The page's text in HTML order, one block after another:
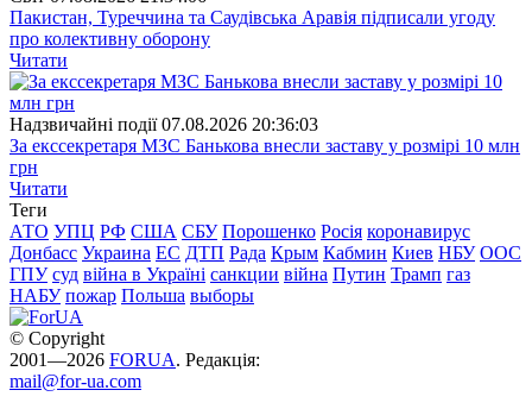
Пакистан, Туреччина та Саудівська Аравія підписали угоду
про колективну оборону
Читати
Надзвичайні події 07.08.2026 20:36:03
За екссекретаря МЗС Банькова внесли заставу у розмірі 10 млн
грн
Читати
Теги
АТО УПЦ РФ США СБУ Порошенко Росія коронавирус
Донбасс Украина ЕС ДТП Рада Крым Кабмин Киев НБУ ООС
ГПУ суд війна в Україні санкции війна Путин Трамп газ
НАБУ пожар Польша выборы
© Copyright
2001—2026 FORUA. Редакція:
mail@for-ua.com